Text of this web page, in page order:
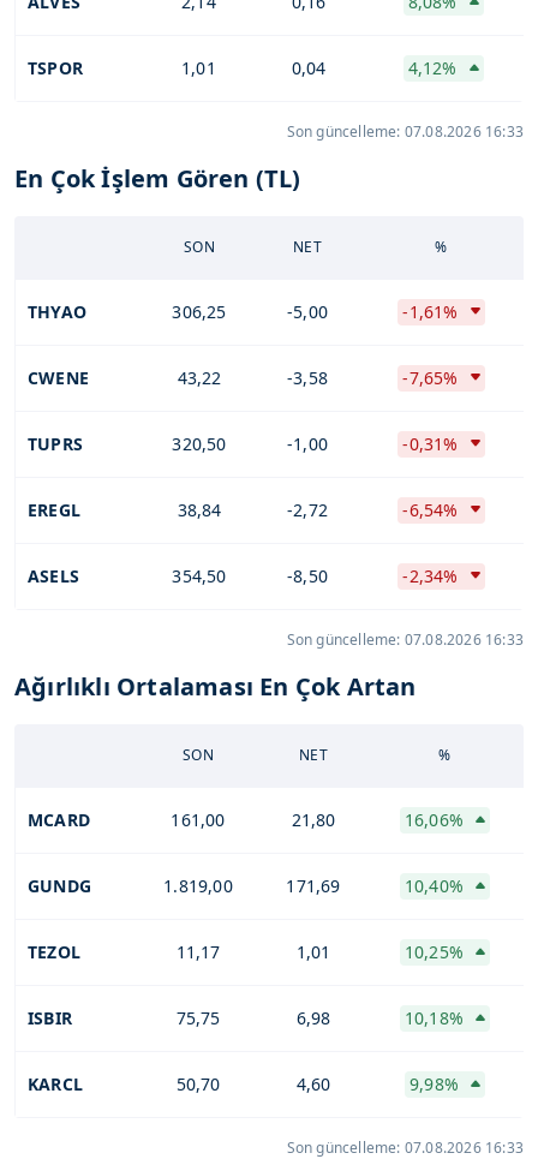
TSPOR 1,01 0,04 4,12%
Son güncelleme: 07.08.2026 16:33
En Çok İşlem Gören (TL)
SON NET %
THYAO 306,25 -5,00 -1,61%
CWENE 43,22 -3,58 -7,65%
TUPRS 320,50 -1,00 -0,31%
EREGL 38,84 -2,72 -6,54%
ASELS 354,50 -8,50 -2,34%
Son güncelleme: 07.08.2026 16:33
Ağırlıklı Ortalaması En Çok Artan
SON NET %
MCARD 161,00 21,80 16,06%
GUNDG 1.819,00 171,69 10,40%
TEZOL 11,17 1,01 10,25%
ISBIR 75,75 6,98 10,18%
KARCL 50,70 4,60 9,98%
Son güncelleme: 07.08.2026 16:33